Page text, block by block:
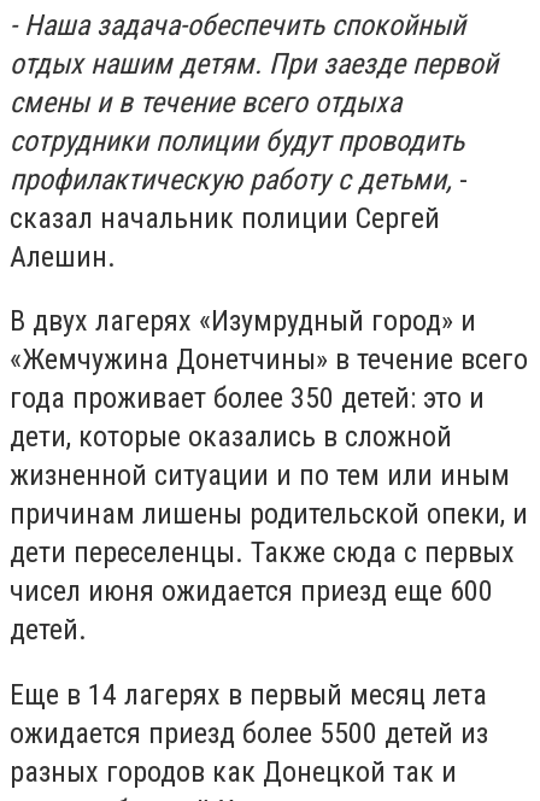
- Наша задача-обеспечить спокойный
отдых нашим детям. При заезде первой
смены и в течение всего отдыха
сотрудники полиции будут проводить
профилактическую работу с детьми, -
сказал начальник полиции Сергей
Алешин.
В двух лагерях «Изумрудный город» и
«Жемчужина Донетчины» в течение всего
года проживает более 350 детей: это и
дети, которые оказались в сложной
жизненной ситуации и по тем или иным
причинам лишены родительской опеки, и
дети переселенцы. Также сюда с первых
чисел июня ожидается приезд еще 600
детей.
Еще в 14 лагерях в первый месяц лета
ожидается приезд более 5500 детей из
разных городов как Донецкой так и